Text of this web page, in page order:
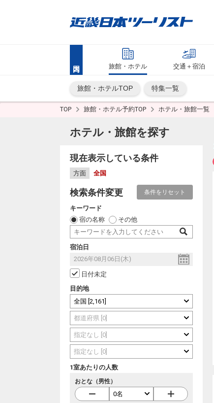
旅館・ホテル 交通＋宿泊
旅館・ホテルTOP 特集一覧
TOP 旅館・ホテル予約TOP ホテル・旅館一覧
ホテル・旅館を探す
現在表示している条件
方面 全国
検索条件変更 条件をリセット
キーワード
宿の名称
その他
宿泊日
日付未定
目的地
1室あたりの人数
おとな（男性）